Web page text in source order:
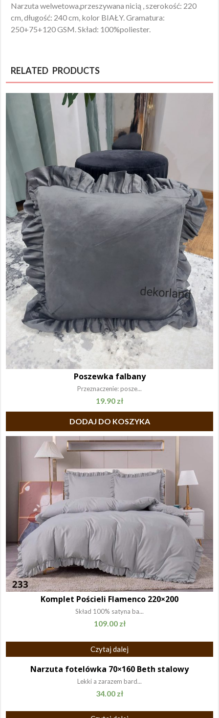
Narzuta welwetowa,przeszywana nicią , szerokość: 220
cm, długość: 240 cm, kolor BIAŁY. Gramatura:
250+75+120 GSM. Skład: 100%poliester.
RELATED PRODUCTS
Poszewka falbany
Przeznaczenie: posze...
19.90 zł
DODAJ DO KOSZYKA
Komplet Pościeli Flamenco 220×200
Skład 100% satyna ba...
109.00 zł
Czytaj dalej
Narzuta fotelówka 70×160 Beth stalowy
Lekki a zarazem bard...
34.00 zł